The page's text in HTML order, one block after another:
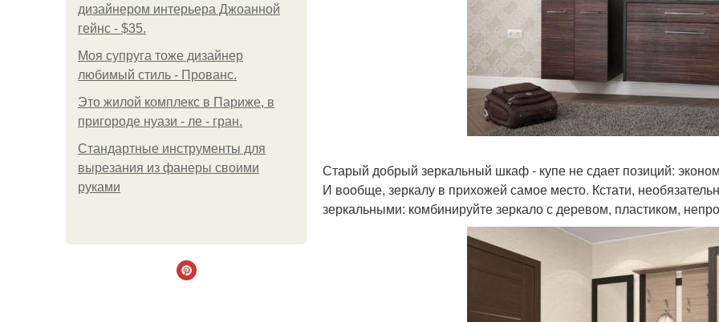
дизайнером интерьера Джоанной
гейнс - $35.
Моя супруга тоже дизайнер
любимый стиль - Прованс.
Это жилой комплекс в Париже, в
пригороде нуази - ле - гран.
Стандартные инструменты для
вырезания из фанеры своими
руками
Старый добрый зеркальный шкаф - купе не сдает позиций:
И вообще, зеркалу в прихожей самое место. Кстати,
зеркальными: комбинируйте зеркало с деревом, пластиком,